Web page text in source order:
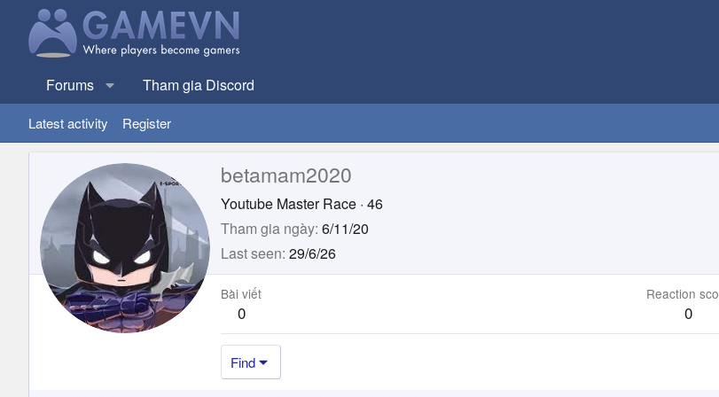
Forums Tham gia Discord
Latest activity Register
betamam2020
Youtube Master Race · 46
Tham gia ngày 6/11/20
Last seen 29/6/26
Bài viết
0
Reaction
0
Find